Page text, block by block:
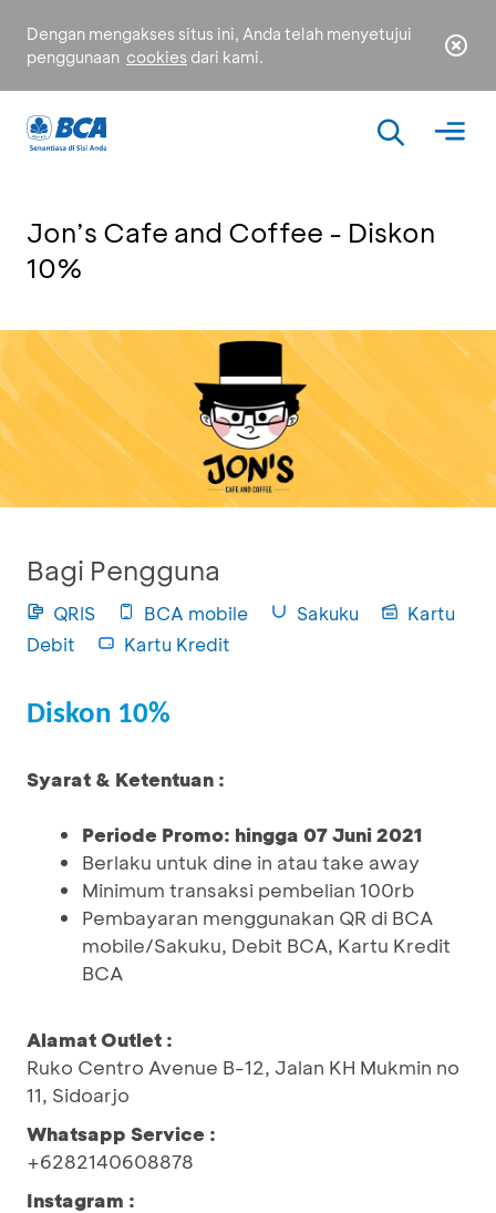
Dengan mengakses situs ini, Anda telah menyetujui
penggunaan cookies dari kami.
Jon’s Cafe and Coffee - Diskon
10%
Bagi Pengguna
QRIS BCA mobile Sakuku
Kartu
Debit
Kartu Kredit
Diskon 10%
Syarat & Ketentuan :
Periode Promo: hingga 07 Juni 2021
Berlaku untuk dine in atau take away
Minimum transaksi pembelian 100rb
Pembayaran menggunakan QR di BCA
mobile/Sakuku, Debit BCA, Kartu Kredit
BCA
Alamat Outlet :
Ruko Centro Avenue B-12, Jalan KH Mukmin no
11, Sidoarjo
Whatsapp Service :
+6282140608878
Instagram :